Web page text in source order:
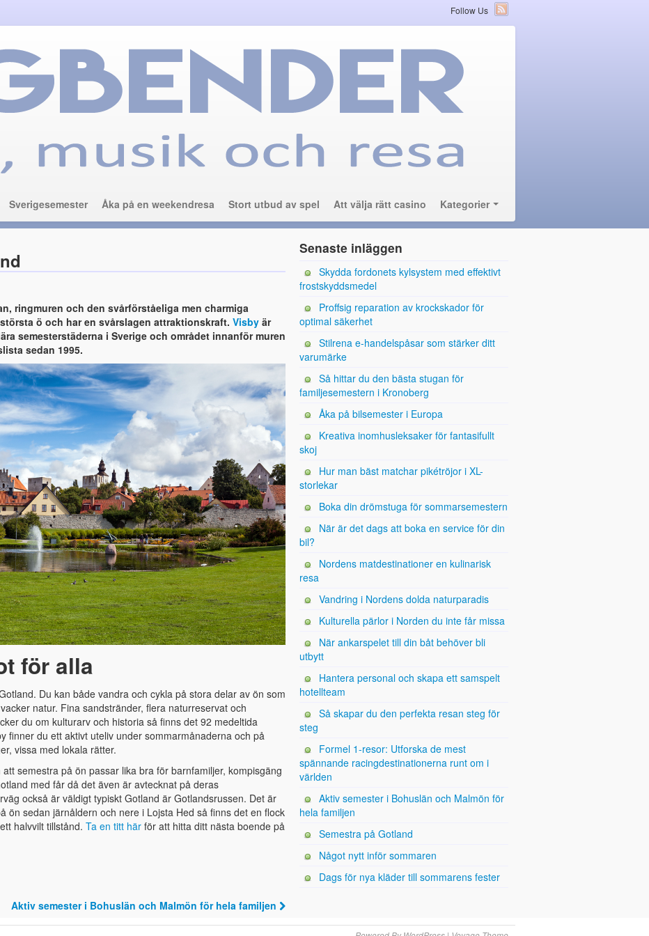
Follow Us
Sverigesemester Åka på en weekendresa Stort utbud av spel Att välja rätt casino Kategorier
ringmuren och den svårförståeliga men charmiga
ö och har en svårslagen attraktionskraft. Visbyär
semesterstäderna i Sverige och området innanför muren
sedan 1995.
för alla
Du kan både vandra och cykla på stora delar av ön som
natur. Fina sandstränder, flera naturreservat och
du om kulturarv och historia så finns det 92 medeltida
finner du ett aktivt uteliv under sommarmånaderna och på
vissa med lokala rätter.
semestra på ön passar lika bra för barnfamiljer, kompisgäng
med får då det även är avtecknat på deras
också är väldigt typiskt Gotland är Gotlandsrussen. Det är
ön sedan järnåldern och nere i Lojsta Hed så finns det en flock
halvvilt tillstånd. Ta en titt härför att hitta ditt nästa boende på
Aktiv semester i Bohuslän och Malmön för hela familjen
Senaste inläggen
Skydda fordonets kylsystem med effektivt
frostskyddsmedel
Proffsig reparation av krockskador för
optimal säkerhet
Stilrena e-handelspåsar som stärker ditt
varumärke
Så hittar du den bästa stugan för
familjesemestern i Kronoberg
Åka på bilsemester i Europa
Kreativa inomhusleksaker för fantasifullt
skoj
Hur man bäst matchar pikétröjor i XL-
storlekar
Boka din drömstuga för sommarsemestern
När är det dags att boka en service för din
bil?
Nordens matdestinationer en kulinarisk
resa
Vandring i Nordens dolda naturparadis
Kulturella pärlor i Norden du inte får missa
När ankarspelet till din båt behöver bli
utbytt
Hantera personal och skapa ett samspelt
hotellteam
Så skapar du den perfekta resan steg för
steg
Formel 1-resor: Utforska de mest
spännande racingdestinationerna runt om i
världen
Aktiv semester i Bohuslän och Malmön för
hela familjen
Semestra på Gotland
Något nytt inför sommaren
Dags för nya kläder till sommarens fester